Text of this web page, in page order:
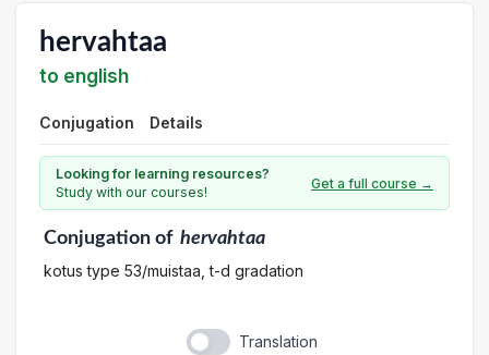
hervahtaa
to english
Conjugation Details
Looking for learning resources?
Study with our courses!
Get a full course →
Conjugationof hervahtaa
kotus type 53/muistaa, t-d gradation
Translation